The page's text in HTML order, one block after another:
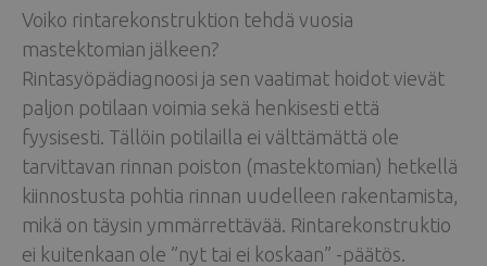
Voiko rintarekonstruktion tehdä vuosia
mastektomian jälkeen?
Rintasyöpädiagnoosi ja sen vaatimat hoidot vievät
paljon potilaan voimia sekä henkisesti että
fyysisesti. Tällöin potilailla ei välttämättä ole
tarvittavan rinnan poiston (mastektomian) hetkellä
kiinnostusta pohtia rinnan uudelleen rakentamista,
mikä on täysin ymmärrettävää. Rintarekonstruktio
ei kuitenkaan ole ”nyt tai ei koskaan” -päätös.